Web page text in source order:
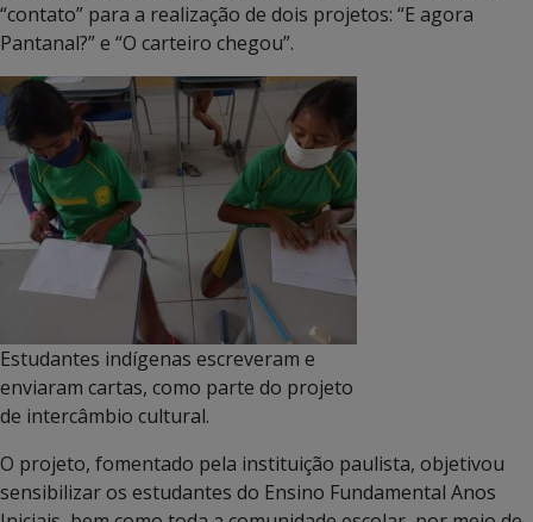
“contato” para a realização de dois projetos: “E agora
Pantanal?” e “O carteiro chegou”.
Estudantes indígenas escreveram e
enviaram cartas, como parte do projeto
de intercâmbio cultural.
O projeto, fomentado pela instituição paulista, objetivou
sensibilizar os estudantes do Ensino Fundamental Anos